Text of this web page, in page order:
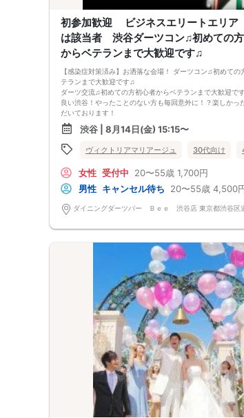
初参加歓迎 ビジネスエリートエリ
は該当者 渋谷ダーツコン♫初めての
からベテランまで大歓迎です♫
【感染症対策済み】お洒落な会場！ ダーツコン♫初めての
テランまで大歓迎です♫
ダーツ交流♫初めての方初心者からベテランまで大歓迎で
良い渋谷！やったことのない方も毎回意外に！？楽しかっ
だいております！
該当の男性のみ限定企画
男性の参加条件 (医師・弁護士・司法書士・行政書士・税
の方・薬剤師 経営者・上場企業有名企業・大手企業・大
該当の男性のみ限定企画
名刺やホームページ確認 免許資格など確認 身長は１７
のみでも該当でも参加可能 小さな会社勤務でも年収６００
徴収表の写メや持参でも参加可能です。 公的身分証明で
できないとご参加ができません。 特別枠もございます。 参
参加条件が確認できない、該当しない場合ご参加をお断り
合参加費のご返金はございません。
時間厳守でお願いしておりますが遅れる場合もokです。
イベントスタート！
全員で乾杯を行い自己紹介後、ダーツをしながら交流開始
よっては席替えを実施しますので全員と交流いただきます
交換タイムも設けております♪
イベント終了
本日の出会いをこれからも大切にしていただけたら嬉しい
楽しいダーツ会
会場は開放的なおしゃれな空間です。初心者の方も気軽に
ダーツ経験者の方はぜひぜひ教えてあげてください♪
比率が偏る場合もございます。
比率は調整されていません。ご理解の上ご参加をお願い致
ﾟ･:,｡ﾟ･:,｡★ﾟ･:,｡ﾟ･:,｡☆ﾟ･:,｡ﾟ･:,｡★ﾟ･:,｡ﾟ･:,｡☆ﾟ･:,｡ﾟ･:,｡★ﾟ
ダーツ一ゲーム１００円別途自己負担 ドリンクキャッシ
渋谷 | 8月14日(金) 15:15〜
ヴィクトリアマリアージュ 30代向け
女性 受付中 20〜55歳 1,700円
男性 キャンセル待ち 20〜55歳 4,500